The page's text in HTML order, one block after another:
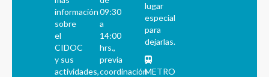
información
sobre
el
CIDOC
y sus
actividades,
09:30
a
14:00
hrs.,
previa
coordinación
lugar
especial
para
dejarlas.
METRO